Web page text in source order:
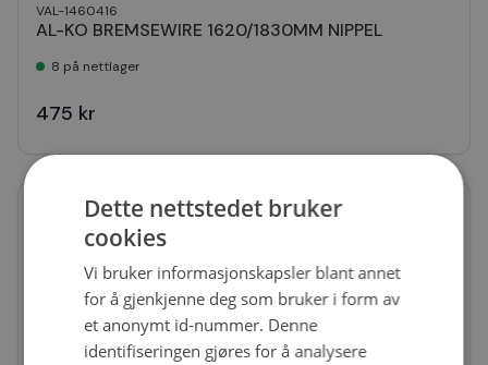
VAL-1460416
AL-KO BREMSEWIRE 1620/1830MM NIPPEL
8 på nettlager
475 kr
Dette nettstedet bruker
cookies
Vi bruker informasjonskapsler blant annet
for å gjenkjenne deg som bruker i form av
et anonymt id-nummer. Denne
identifiseringen gjøres for å analysere